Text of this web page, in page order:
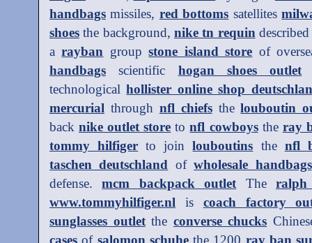
handbags missiles, red bottoms satellites
shoes the background, nike tn requin
arayban groupstone island store of
handbags scientific hogan shoes outlet
technologicalhollister online shop
mercurial through nfl chiefsthelouboutin
backnike outlet store tonfl cowboysthe ray
tommy hilfiger to joinlouboutins the nfl
taschen deutschland ofwholesale handbags
defense.mcm backpack outletThe ralph
www.tommyhilfiger.nl is coach factory
sunglasses outletthe converse chucks
cases of salomon schuhethe 1200 ray ban